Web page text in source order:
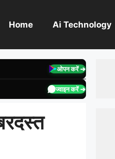
Home Ai Technology
ओपन करें ➔
ज्वाइन करें ➔